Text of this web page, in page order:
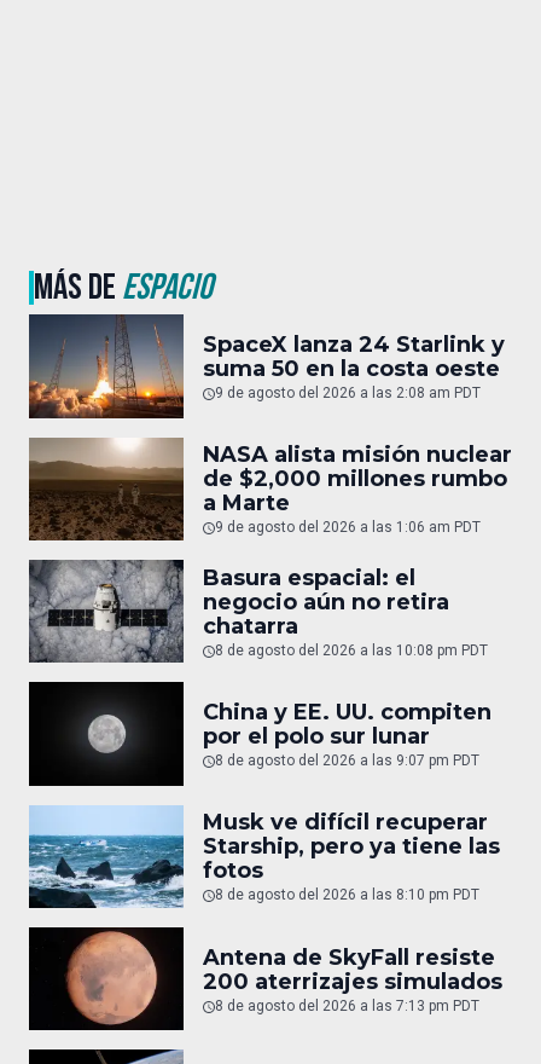
MÁS DEESPACIO
SpaceX lanza 24 Starlink y
suma 50 en la costa oeste
9 de agosto del 2026 a las 2:08 am PDT
NASA alista misión nuclear
de $2,000 millones rumbo
a Marte
9 de agosto del 2026 a las 1:06 am PDT
Basura espacial: el
negocio aún no retira
chatarra
8 de agosto del 2026 a las 10:08 pm PDT
China y EE. UU. compiten
por el polo sur lunar
8 de agosto del 2026 a las 9:07 pm PDT
Musk ve difícil recuperar
Starship, pero ya tiene las
fotos
8 de agosto del 2026 a las 8:10 pm PDT
Antena de SkyFall resiste
200 aterrizajes simulados
8 de agosto del 2026 a las 7:13 pm PDT